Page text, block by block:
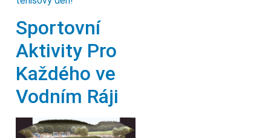
Sportovní
Aktivity Pro
Každého ve
Vodním Ráji